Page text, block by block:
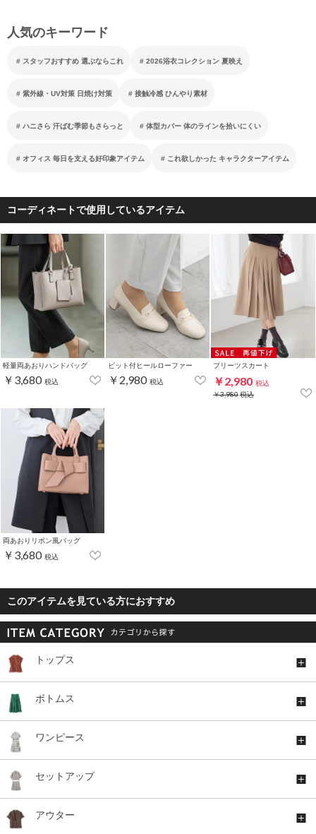
人気のキーワード
スタッフおすすめ 選ぶならこれ 2026浴衣コレクション 夏映え
紫外線・UV対策 日焼け対策 接触冷感 ひんやり素材
ハニさら 汗ばむ季節もさらっと 体型カバー 体のラインを拾いにくい
オフィス 毎日を支える好印象アイテム これ欲しかった キャラクターアイテム
コーディネートで使用しているアイテム
軽量両あおりハンドバッグ
￥3,680 税込
ビット付ヒールローファー
￥2,980 税込
プリーツスカート
￥2,980 税込
￥3,980税込
両あおりリボン風バッグ
￥3,680 税込
このアイテムを見ている方におすすめ
トップス
ボトムス
ワンピース
セットアップ
アウター